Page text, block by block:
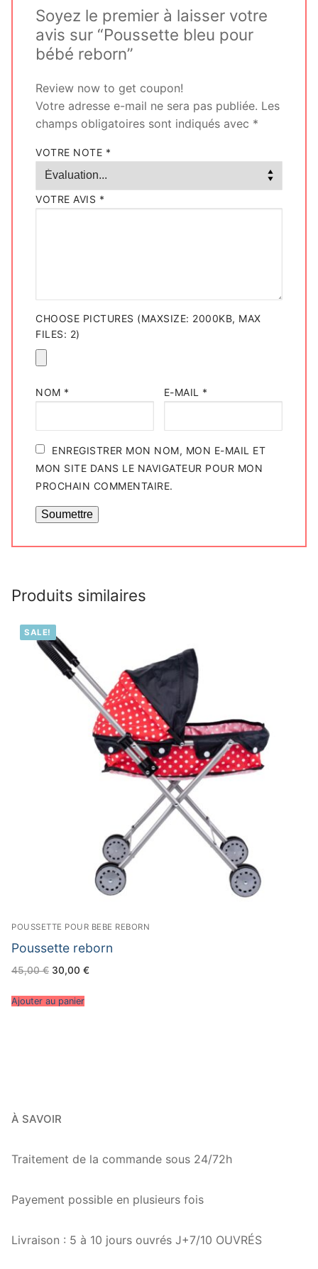
Soyez le premier à laisser votre
avis sur “Poussette bleu pour
bébé reborn”
Review now to get coupon!
Votre adresse e-mail ne sera pas publiée. Les
champs obligatoires sont indiqués avec *
VOTRE NOTE *
VOTRE AVIS *
CHOOSE PICTURES (MAXSIZE: 2000KB, MAX
FILES: 2)
NOM * E-MAIL *
ENREGISTRER MON NOM, MON E-MAIL ET
MON SITE DANS LE NAVIGATEUR POUR MON
PROCHAIN COMMENTAIRE.
Produits similaires
SALE!
POUSSETTE POUR BEBE REBORN
Poussette reborn
45,00€ Le
prix
était :
45,00 €.
30,00 €Le
Ajouter au panier
À SAVOIR
Traitement de la commande sous 24/72h
Payement possible en plusieurs fois
Livraison : 5 à 10 jours ouvrés J+7/10 OUVRÉS